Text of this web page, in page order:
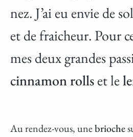
nez. J’ai eu envie de
et de fraicheur. Pour
mes deux grandes
cinnamon rollset le
Au rendez-vous, unebrioche